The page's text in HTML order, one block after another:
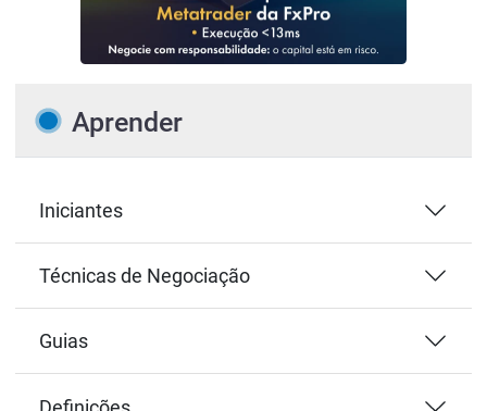
Aprender
Iniciantes
Técnicas de Negociação
Guias